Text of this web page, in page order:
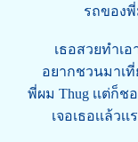
รถของพี่
เธอสวยทำเ
อยากชวนมาเที่
พี่ผม Thug เเต่ก็
เจอเธอเเล้ว